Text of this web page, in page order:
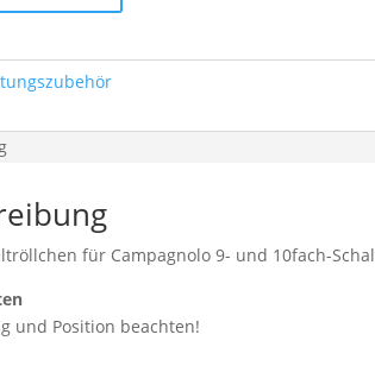
für Campagnolo 9- und 10fach-
und Position beachten!